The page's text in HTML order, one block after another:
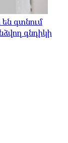
գտնում
գնդիկի